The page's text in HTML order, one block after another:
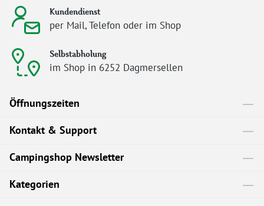
Kundendienst
per Mail, Telefon oder im Shop
Selbstabholung
im Shop in 6252 Dagmersellen
Öffnungszeiten
Kontakt & Support
Campingshop Newsletter
Kategorien